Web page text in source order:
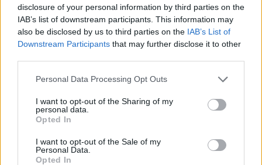
disclosure of your personal information by third parties on the
IAB’s list of downstream participants. This information may
also be disclosed by us to third parties on the IAB’s List of
Downstream Participants that may further disclose it to other
Please note that this website/app uses one or more Google
not limited to your visit or usage behaviour. You may click to
grant or deny consent to Google and its third-party tags to
use your data for below specified purposes in below Google
consent section.
Personal Data Processing Opt Outs
I want to opt-out of the Sharing of my
personal data.
Opted In
I want to opt-out of the Sale of my
Personal Data.
Opted In